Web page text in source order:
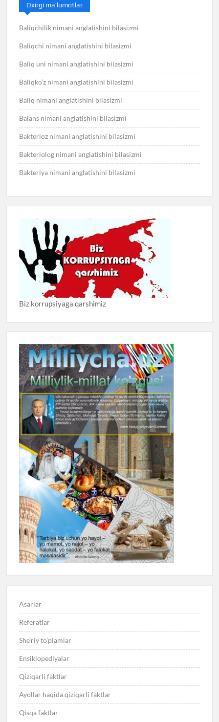
Oxirgi ma’lumotlar
Baliqchilik nimani anglatishini bilasizmi
Baliqchi nimani anglatishini bilasizmi
Baliq uni nimani anglatishini bilasizmi
Baliqko’z nimani anglatishini bilasizmi
Baliq nimani anglatishini bilasizmi
Balans nimani anglatishini bilasizmi
Bakterioz nimani anglatishini bilasizmi
Bakteriolog nimani anglatishini bilasizmi
Bakteriya nimani anglatishini bilasizmi
Biz korrupsiyaga qarshimiz
Asarlar
Referatlar
She’riy to’plamlar
Ensiklopediyalar
Qiziqarli faktlar
Ayollar haqida qiziqarli faktlar
Qisqa faktlar